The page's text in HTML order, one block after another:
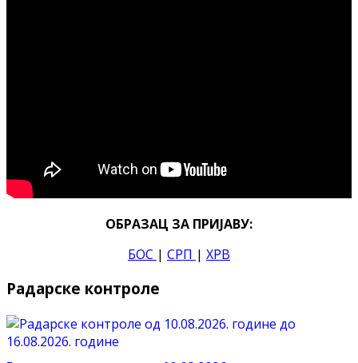
ОБРАЗАЦ ЗА ПРИЈАВУ:
БОС | СРП | ХРВ
Радарске контроле